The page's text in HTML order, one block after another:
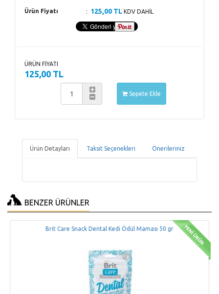
Ürün Fiyatı 125,00 TL KDV DAHİL
ÜRÜN FİYATI
125,00 TL
Sepete Ekle
Ürün Detayları Taksit Seçenekleri Önerileriniz
BENZER ÜRÜNLER
Brit Care Snack Dental Kedi Ödül Maması 50 gr